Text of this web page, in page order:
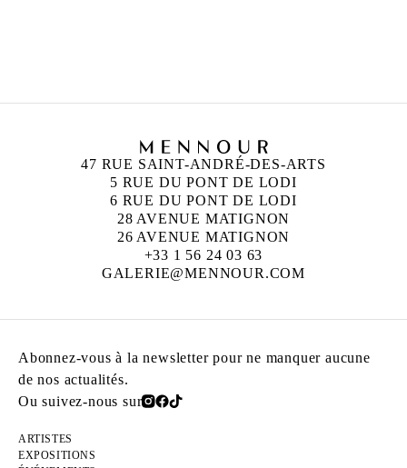
47 RUE SAINT-ANDRÉ-DES-ARTS
5 RUE DU PONT DE LODI
6 RUE DU PONT DE LODI
28 AVENUE MATIGNON
26 AVENUE MATIGNON
+33 1 56 24 03 63
GALERIE@MENNOUR.COM
Abonnez-vous à la newsletter pour ne manquer aucune
de nos actualités.
Ou suivez-nous sur
ARTISTES
EXPOSITIONS